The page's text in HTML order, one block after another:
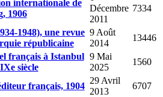
internationale de
1906
Décembre
2011
7334
1948), une revue
républicaine
9 Août
2014
13446
français à Istanbul
siècle
9 Mai
2025
1560
français, 1904
29 Avril
2013
6707